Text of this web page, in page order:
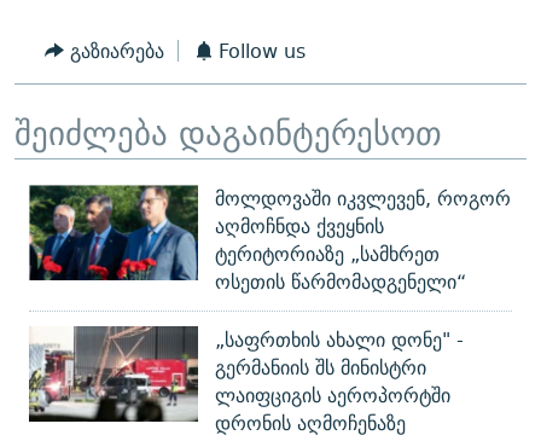
გაზიარება Follow us
შეიძლება დაგაინტერესოთ
მოლდოვაში იკვლევენ, როგორ
აღმოჩნდა ქვეყნის
ტერიტორიაზე „სამხრეთ
ოსეთის წარმომადგენელი“
„საფრთხის ახალი დონე" -
გერმანიის შს მინისტრი
ლაიფციგის აეროპორტში
დრონის აღმოჩენაზე